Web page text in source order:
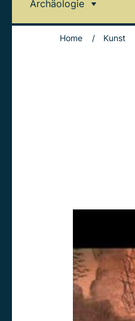
Archäologie
Home / Kunst